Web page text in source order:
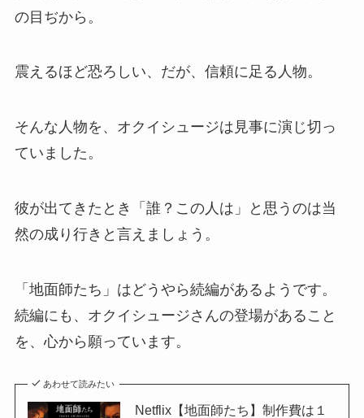
の目ぢから。
震えるほど恐ろしい、だが、信頼に足る人物。
そんな人物を、オクイシュージは見事に演じ切っ
ていました。
彼が出てきたとき「誰？この人は」と思うのは当
然の成り行きと言えましょう。
「地面師たち」はどうやら続編があるようです。
続編にも、オクイシュージさんの登場があること
を、心から願っています。
あわせて読みたい
Netflix【地面師たち】制作費は１